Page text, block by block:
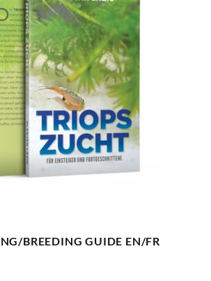
BREEDING GUIDE EN/FR